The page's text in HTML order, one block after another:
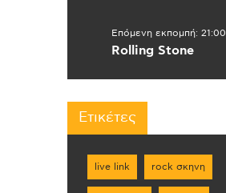
Επόμενη εκπομπή: 21:00
Rolling Stone
Ετικέτες
live link rock σκηνη